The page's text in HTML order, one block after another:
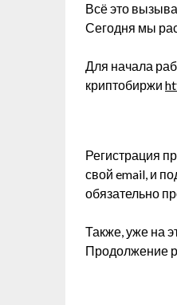
Всё это
Сегодня мы
Для начала
криптобиржи
Регистрация
свой email, и
обязательно
Также, уже на
Продолжение